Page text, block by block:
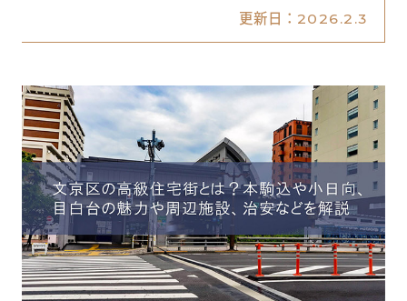
更新日： 2026.2.3